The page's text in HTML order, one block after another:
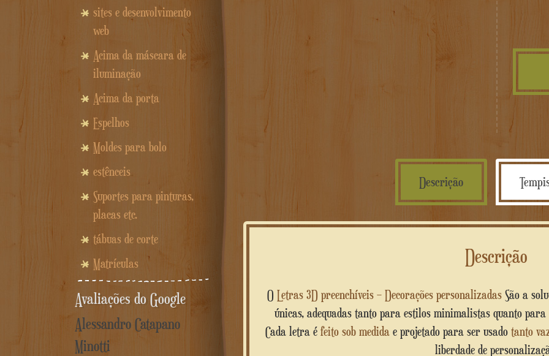
Descrição
Descrição
Letras 3D preenchíveis – Decorações personalizadas São a
únicas, adequadas tanto para estilos minimalistas quanto
Cada letra é feito sob medida e projetado para ser usado tanto
liberdade de
sites e desenvolvimento
web
Acima da máscara de
iluminação
Acima da porta
Espelhos
Moldes para bolo
estênceis
Suportes para pinturas,
placas etc.
tábuas de corte
Matrículas
Avaliações do Google
Alessandro Catapano
Minotti